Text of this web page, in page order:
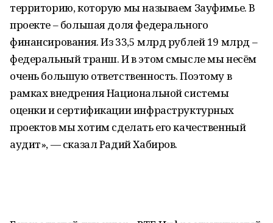
территорию, которую мы называем Зауфимье. В
проекте – большая доля федерального
финансирования. Из 33,5 млрд рублей 19 млрд –
федеральный транш. И в этом смысле мы несём
очень большую ответственность. Поэтому в
рамках внедрения Национальной системы
оценки и сертификации инфраструктурных
проектов мы хотим сделать его качественный
аудит», — сказал Радий Хабиров.